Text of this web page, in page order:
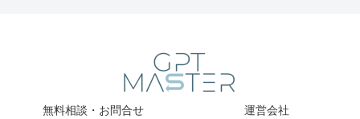
無料相談・お問合せ 運営会社